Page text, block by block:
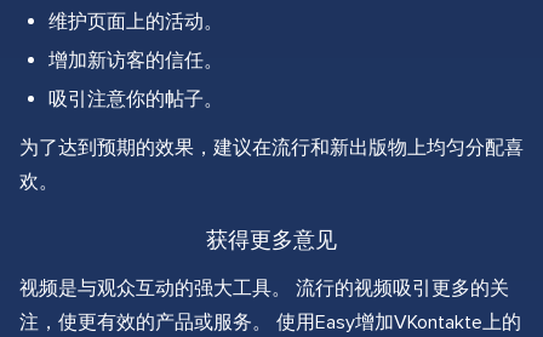
维护页面上的活动。
增加新访客的信任。
吸引注意你的帖子。
为了达到预期的效果，建议在流行和新出版物上均匀分配喜
欢。
获得更多意见
视频是与观众互动的强大工具。 流行的视频吸引更多的关
注，使更有效的产品或服务。 使用Easy增加VKontakte上的